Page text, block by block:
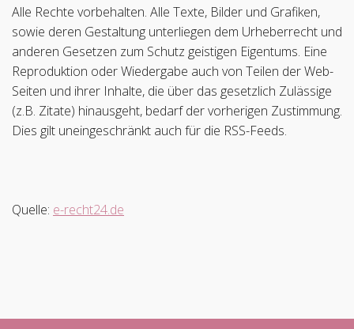
Alle Rechte vorbehalten. Alle Texte, Bilder und Grafiken,
sowie deren Gestaltung unterliegen dem Urheberrecht und
anderen Gesetzen zum Schutz geistigen Eigentums. Eine
Reproduktion oder Wiedergabe auch von Teilen der Web-
Seiten und ihrer Inhalte, die über das gesetzlich Zulässige
(z.B. Zitate) hinausgeht, bedarf der vorherigen Zustimmung.
Dies gilt uneingeschränkt auch für die RSS-Feeds.
Quelle: e-recht24.de